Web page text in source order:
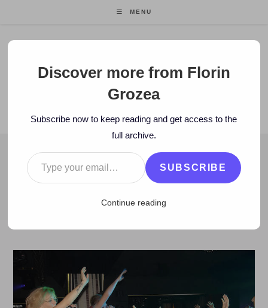
MENU
Florin Grozea
ENTREPRENEUR. FOUNDER/CEO MOCAPP.
BLOG
2011 > January > 13 > Hi-Q Azi concert Hi-Q în Oradea
Discover more from Florin
Grozea
Subscribe now to keep reading and get access to the
full archive.
Type your email…
SUBSCRIBE
Continue reading